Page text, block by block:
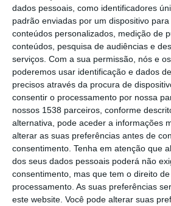
dados pessoais, como identificadores
padrão enviadas por um dispositivo
conteúdos personalizados, medição de
conteúdos, pesquisa de audiências e
serviços. Com a sua permissão, nós e
poderemos usar identificação e dados
precisos através da procura de
consentir o processamento por nossa
nossos 1538 parceiros, conforme
alternativa, pode aceder a informações
alterar as suas preferências antes de
consentimento. Tenha em atenção que
dos seus dados pessoais poderá não
consentimento, mas que tem o direito
processamento. As suas preferências
este website. Você pode alterar suas
A Feira de São Miguel
setembro de Coruche, que
os visitantes a recordar
A Feira do Livro de Coruche
eventos que marca o
de 1 a 9 de novembro.
O consolidado certame
de Carne, evento que
os costumes, a